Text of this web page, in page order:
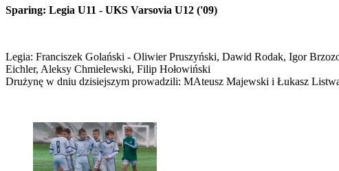
Sparing: Legia U11 - UKS Varsovia U12 ('09)
Legia: Franciszek Golański - Oliwier Pruszyński, Dawid Rodak, Igor
Eichler, Aleksy Chmielewski, Filip Hołowiński
Drużynę w dniu dzisiejszym prowadzili: MAteusz Majewski i Łukasz